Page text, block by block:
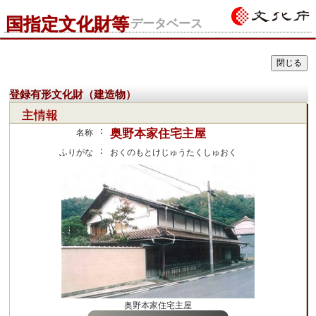
国指定文化財等データベース
登録有形文化財（建造物）
主情報
名称 ： 奥野本家住宅主屋
ふりがな ： おくのもとけじゅうたくしゅおく
奥野本家住宅主屋